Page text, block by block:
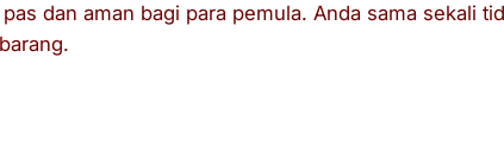
dan aman bagi para pemula. Anda sama sekali